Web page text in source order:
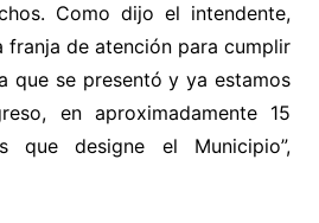
Como dijo el intendente,
franja de atención para cumplir
que se presentó y ya estamos
en aproximadamente 15
que designe el Municipio”,